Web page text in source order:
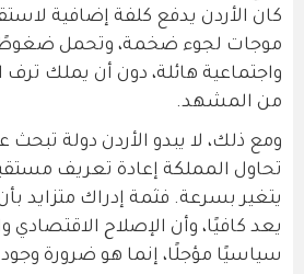
كان الأردن يدفع كلفة إضافية
موجات لجوء ضخمة، وتحمل
واجتماعية هائلة، دون أن يملك ترف
من المشهد.
ومع ذلك، لا يبدو الأردن دولة تبحث
تحاول المملكة إعادة تعريف
يتغير بسرعة. فثمة إدراك متزايد
يعد كافيًا، وأن الإصلاح الاقتصادي
سياسيًا مؤجلًا، إنما هو ضرورة